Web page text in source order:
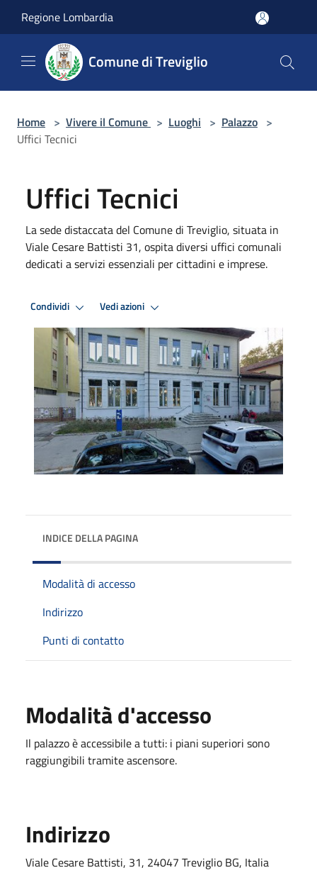
Regione Lombardia
Comune di Treviglio
Home > Vivere il Comune > Luoghi > Palazzo >
Uffici Tecnici
Uffici Tecnici
La sede distaccata del Comune di Treviglio, situata in
Viale Cesare Battisti 31, ospita diversi uffici comunali
dedicati a servizi essenziali per cittadini e imprese.
Condividi Vedi azioni
INDICE DELLA PAGINA
Modalità di accesso
Indirizzo
Punti di contatto
Modalità d'accesso
Il palazzo è accessibile a tutti: i piani superiori sono
raggiungibili tramite ascensore.
Indirizzo
Viale Cesare Battisti, 31, 24047 Treviglio BG, Italia